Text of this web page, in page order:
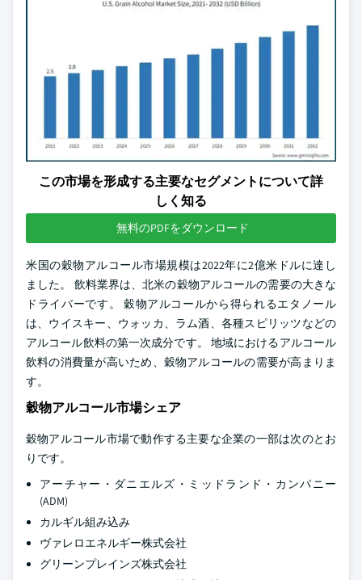
この市場を形成する主要なセグメントについて詳
しく知る
無料のPDFをダウンロード
米国の穀物アルコール市場規模は2022年に2億米ドルに達し
ました。 飲料業界は、北米の穀物アルコールの需要の大きな
ドライバーです。 穀物アルコールから得られるエタノール
は、ウイスキー、ウォッカ、ラム酒、各種スピリッツなどの
アルコール飲料の第一次成分です。 地域におけるアルコール
飲料の消費量が高いため、穀物アルコールの需要が高まりま
す。
穀物アルコール市場シェア
穀物アルコール市場で動作する主要な企業の一部は次のとお
りです。
アーチャー・ダニエルズ・ミッドランド・カンパニー
(ADM)
カルギル組み込み
ヴァレロエネルギー株式会社
グリーンプレインズ株式会社